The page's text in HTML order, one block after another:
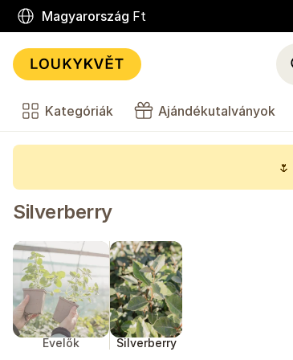
Magyarország Ft
Kategóriák Ajándékutalványok
🌷
Silverberry
Évelők Silverberry